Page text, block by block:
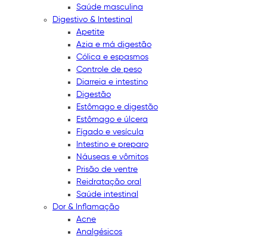
Saúde masculina
Digestivo & Intestinal
Apetite
Azia e má digestão
Cólica e espasmos
Controle de peso
Diarreia e intestino
Digestão
Estômago e digestão
Estômago e úlcera
Fígado e vesícula
Intestino e preparo
Náuseas e vômitos
Prisão de ventre
Reidratação oral
Saúde intestinal
Dor & Inflamação
Acne
Analgésicos